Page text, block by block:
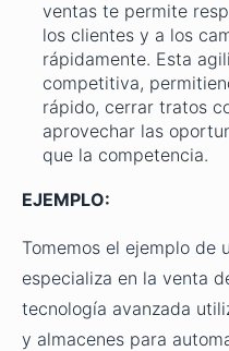
ventas te permite
los clientes y a los
rápidamente. Esta
competitiva,
rápido, cerrar tratos
aprovechar las
que la competencia.
EJEMPLO:
Tomemos el ejemplo de
especializa en la venta
tecnología avanzada
y almacenes para